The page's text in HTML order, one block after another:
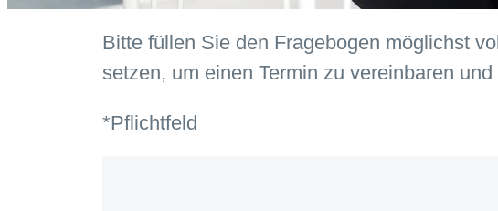
Bitte füllen Sie den Fragebogen möglichst
setzen, um einen Termin zu vereinbaren
*Pflichtfeld